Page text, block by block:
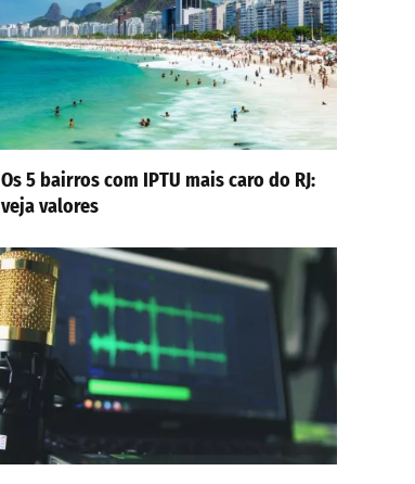
Os 5 bairros com IPTU mais caro do RJ:
veja valores